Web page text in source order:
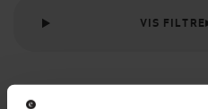
VIS FILTRE